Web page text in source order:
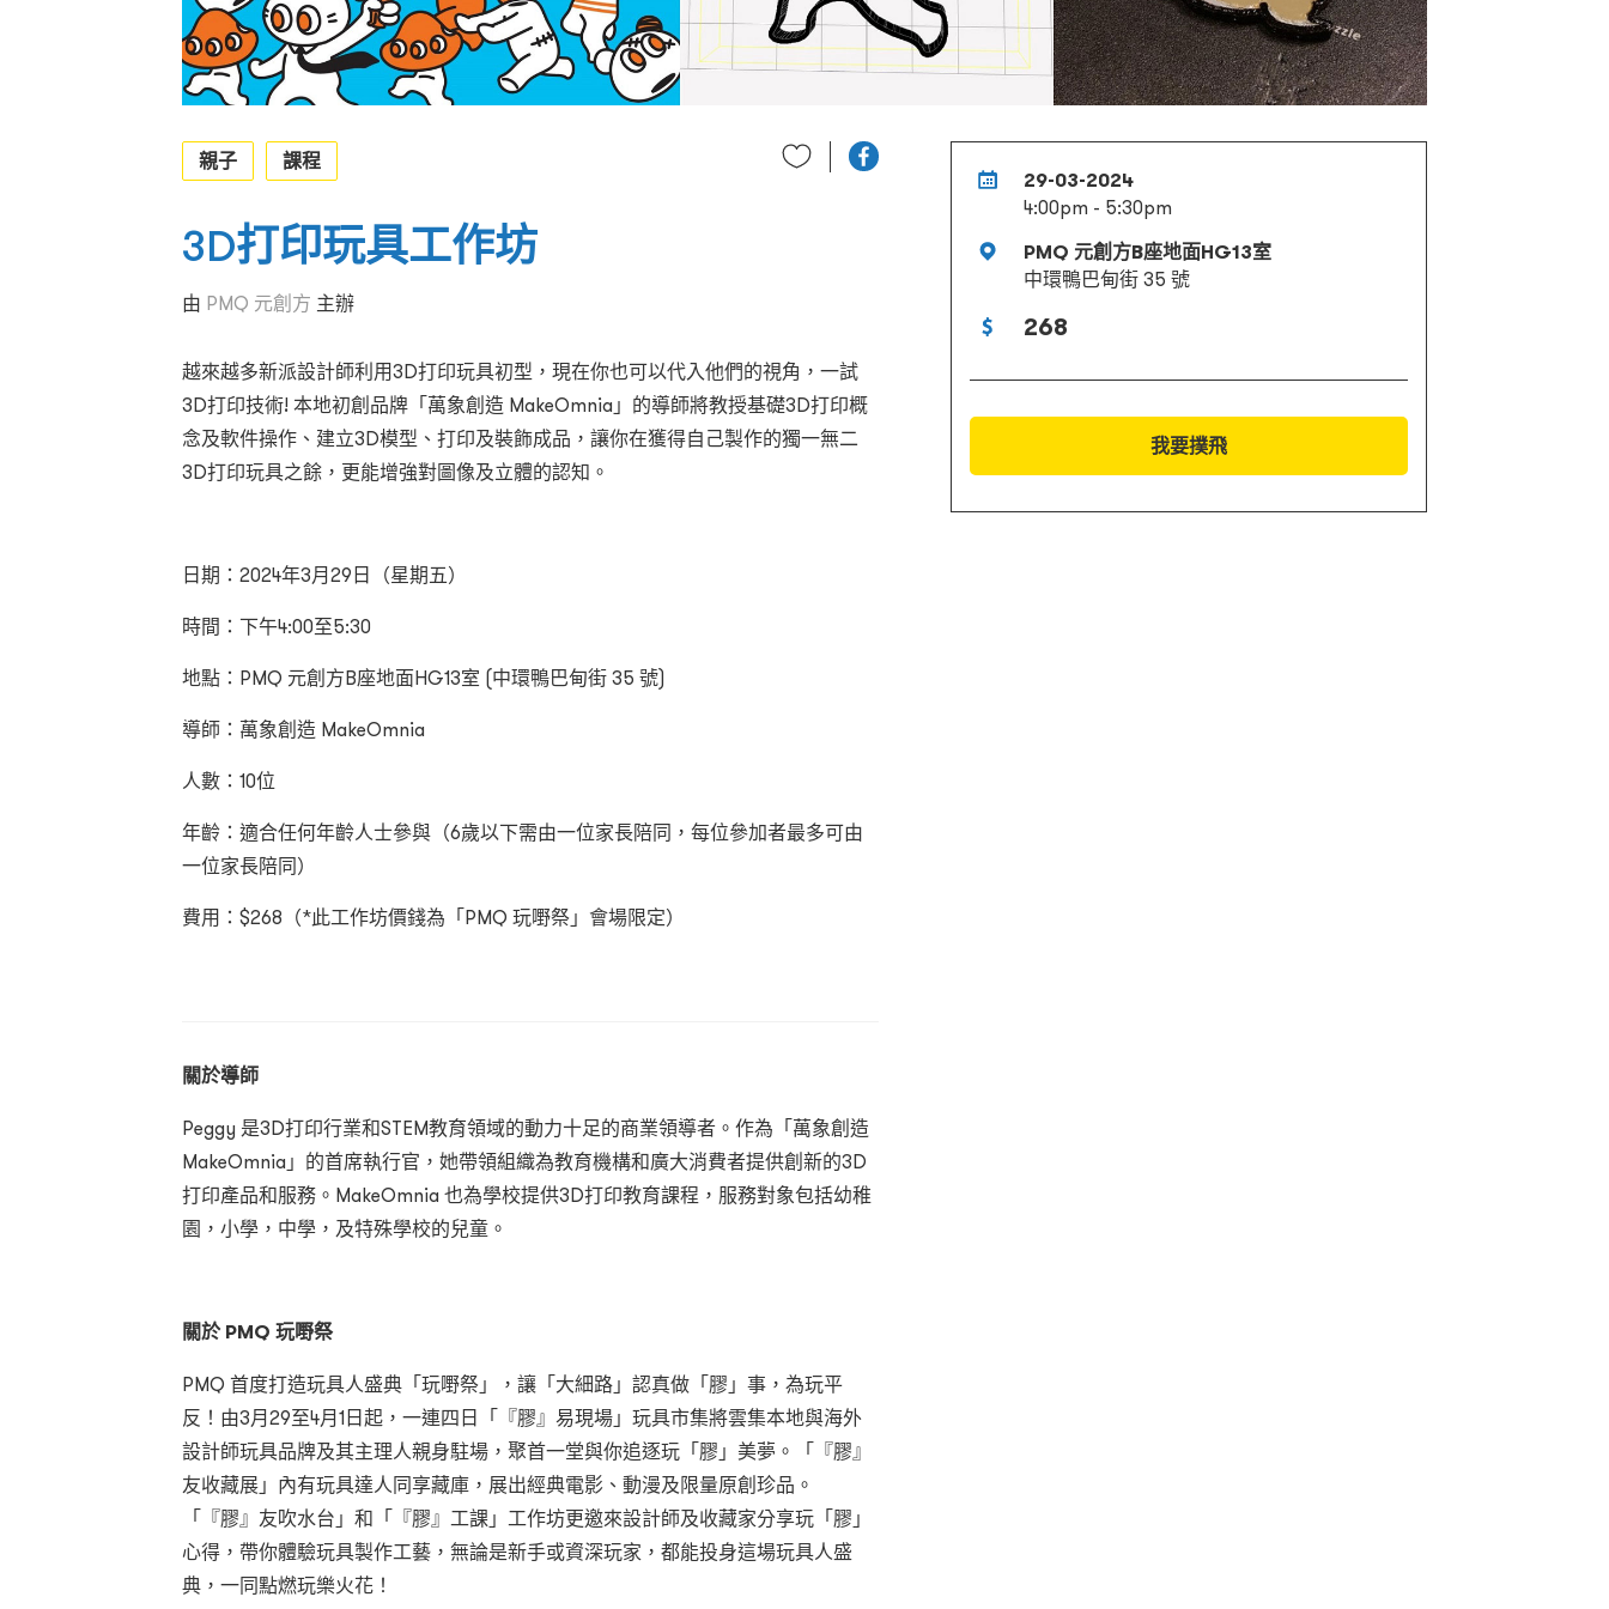
29-03-2024
4:00pm - 5:30pm
PMQ 元創方B座地面HG13室
中環鴨巴甸街 35 號
268
我要撲飛
親子 課程
3D打印玩具工作坊
由 PMQ 元創方 主辦
越來越多新派設計師利用3D打印玩具初型，現在你也可以代入他們的視角，一試
3D打印技術! 本地初創品牌「萬象創造 MakeOmnia」的導師將教授基礎3D打印概
念及軟件操作、建立3D模型、打印及裝飾成品，讓你在獲得自己製作的獨一無二
3D打印玩具之餘，更能增強對圖像及立體的認知。
日期：2024年3月29日（星期五）
時間：下午4:00至5:30
地點：PMQ 元創方B座地面HG13室 (中環鴨巴甸街 35 號)
導師：萬象創造 MakeOmnia
人數：10位
年齡：適合任何年齡人士參與（6歲以下需由一位家長陪同，每位參加者最多可由
一位家長陪同）
費用：$268（*此工作坊價錢為「PMQ 玩嘢祭」會場限定）
關於導師
Peggy 是3D打印行業和STEM教育領域的動力十足的商業領導者。作為「萬象創造
MakeOmnia」的首席執行官，她帶領組織為教育機構和廣大消費者提供創新的3D
打印產品和服務。MakeOmnia 也為學校提供3D打印教育課程，服務對象包括幼稚
園，小學，中學，及特殊學校的兒童。
關於 PMQ 玩嘢祭
PMQ 首度打造玩具人盛典「玩嘢祭」，讓「大細路」認真做「膠」事，為玩平
反！由3月29至4月1日起，一連四日「『膠』易現場」玩具市集將雲集本地與海外
設計師玩具品牌及其主理人親身駐場，聚首一堂與你追逐玩「膠」美夢。「『膠』
友收藏展」內有玩具達人同享藏庫，展出經典電影、動漫及限量原創珍品。
「『膠』友吹水台」和「『膠』工課」工作坊更邀來設計師及收藏家分享玩「膠」
心得，帶你體驗玩具製作工藝，無論是新手或資深玩家，都能投身這場玩具人盛
典，一同點燃玩樂火花！